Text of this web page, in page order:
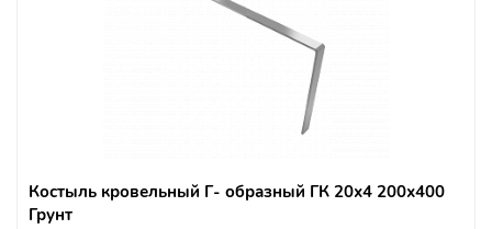
Костыль кровельный Г- образный ГК 20х4 200х400
Грунт